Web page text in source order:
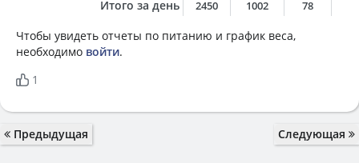
Итого за день 2450 1002 78
Чтобы увидеть отчеты по питанию и график веса,
необходимо войти.
1
Предыдущая Следующая